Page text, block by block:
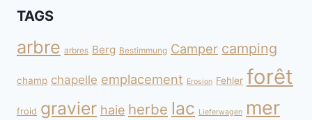
TAGS
arbre arbres Berg Bestimmung Camper camping
champ chapelle emplacement Erosion Fehler forêt
froid gravier haie herbe lac Lieferwagen mer